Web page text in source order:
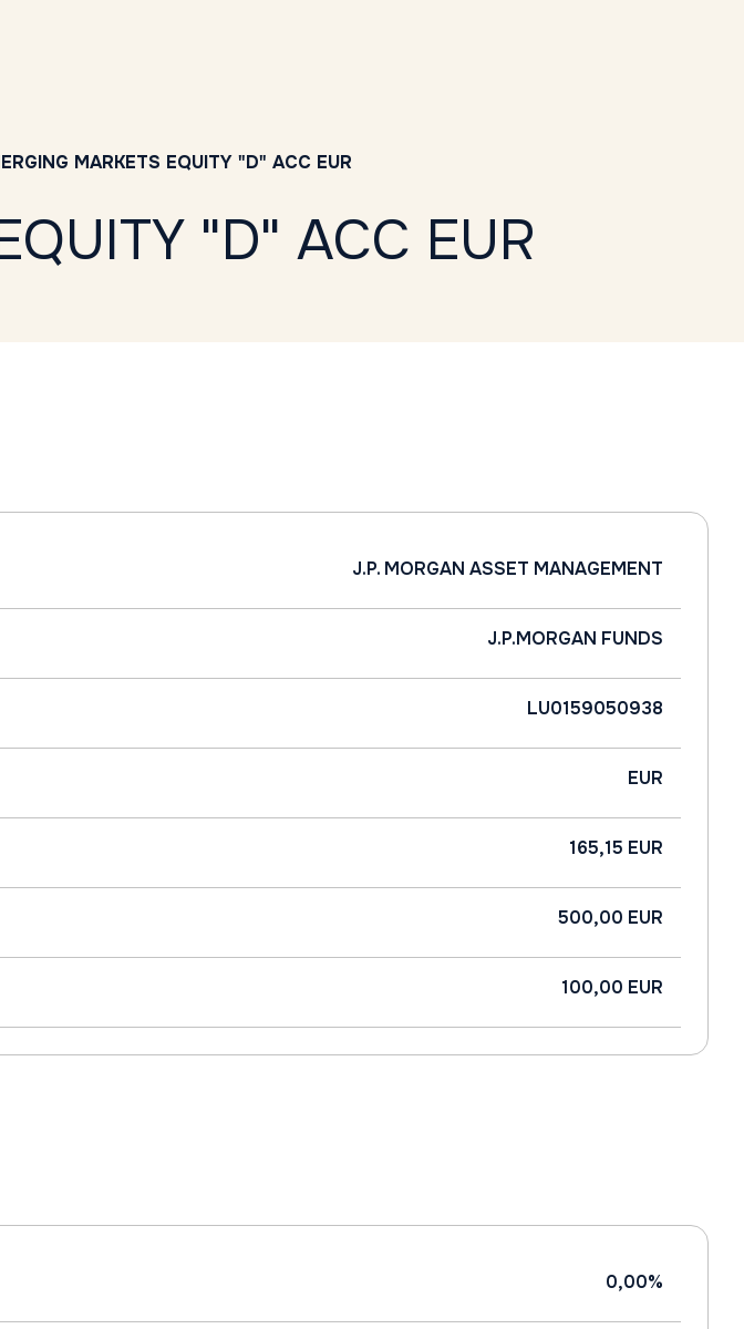
MARKETS EQUITY "D" ACC EUR
"D" ACC EUR
J.P. MORGAN ASSET MANAGEMENT
J.P.MORGAN FUNDS
LU0159050938
EUR
165,15 EUR
500,00 EUR
100,00 EUR
0,00%